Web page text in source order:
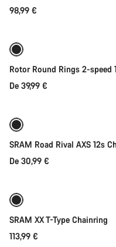
98,99 €
Rotor Round Rings 2-speed
De 39,99 €
SRAM Road Rival AXS 12s
De 30,99 €
SRAM XX T-Type Chainring
113,99 €